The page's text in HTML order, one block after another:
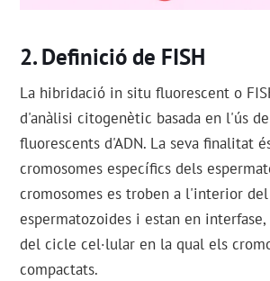
Definició de FISH
La hibridació in situ fluorescent o
d'anàlisi citogenètic basada en l'ús
fluorescents d'ADN. La seva finalitat
cromosomes específics dels
cromosomes es troben a l'interior
espermatozoides i estan en interfase,
del cicle cel·lular en la qual els
compactats.